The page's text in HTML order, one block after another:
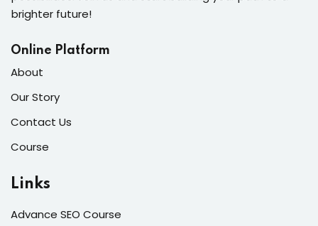
brighter future!
Online Platform
About
Our Story
Contact Us
Course
Links
Advance SEO Course